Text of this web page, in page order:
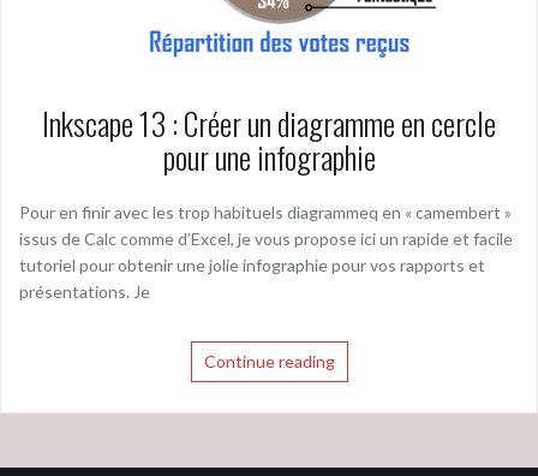
Inkscape 13 : Créer un diagramme en cercle
pour une infographie
Pour en finir avec les trop habituels diagrammeq en « camembert »
issus de Calc comme d’Excel, je vous propose ici un rapide et facile
tutoriel pour obtenir une jolie infographie pour vos rapports et
présentations. Je
Continue reading